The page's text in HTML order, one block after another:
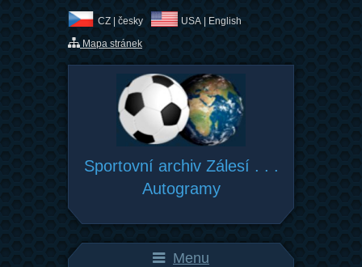
CZ | česky USA |
English
Mapa stránek
Sportovní archiv Zálesí . . .
Autogramy
Menu